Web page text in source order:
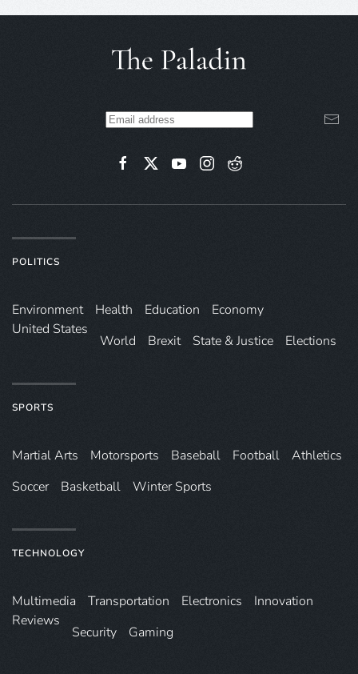
POLITICS
Environ­ment Health Education
Economy
United States
World Brexit State & Justice Elections
SPORTS
Martial Arts Motorsports Baseball Football
Athletics
Soccer
Basketball Winter Sports
TECHNOLOGY
Multimedia Transportation Electronics
Innovation
Reviews
Security Gaming